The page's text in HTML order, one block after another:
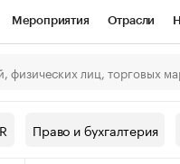
Мероприятия Отрасли
Спецпроекты
Право и бухгалтерия